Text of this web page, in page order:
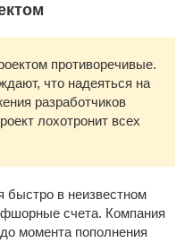
противоречивые.
что надеяться на
разработчиков
лохотронит всех
быстро в неизвестном
счета. Компания
момента пополнения